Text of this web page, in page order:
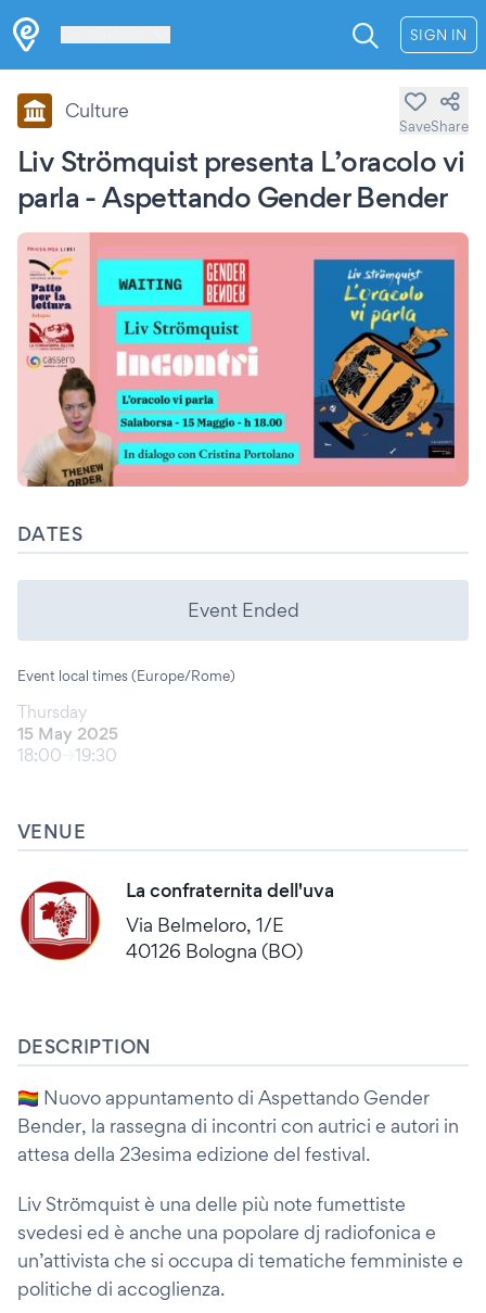
SIGN IN
Liv Strömquist presenta L’oracolo vi
parla - Aspettando Gender Bender
Culture
SaveShare
DATES
Event Ended
Event local times (Europe/Rome)
Thursday
15 May 2025
18:00
19:30
VENUE
La confraternita dell'uva
Via Belmeloro, 1/E
40126 Bologna (BO)
DESCRIPTION
🏳️‍🌈 Nuovo appuntamento di Aspettando Gender
Bender, la rassegna di incontri con autrici e autori in
attesa della 23esima edizione del festival.
Liv Strömquist è una delle più note fumettiste
svedesi ed è anche una popolare dj radiofonica e
un’attivista che si occupa di tematiche femministe e
politiche di accoglienza.